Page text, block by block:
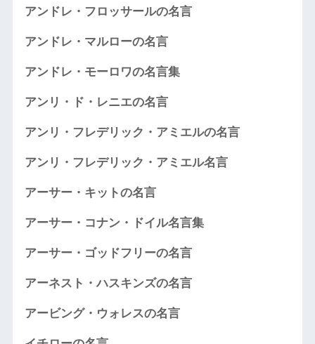
アンドレ・フロッサールの名言
アンドレ・マルローの名言
アンドレ・モーロワの名言集
アンリ・ド・レニエの名言
アンリ・フレデリック・アミエルの名言
アンリ・フレデリック・アミエル名言
アーサー・キットの名言
アーサー・コナン・ドイル名言集
アーサー・ゴッドフリーの名言
アーネスト・ハスキンズの名言
アービング・ウォレスの名言